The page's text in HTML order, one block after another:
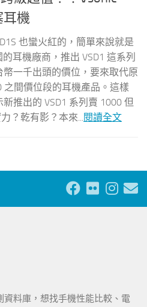
耳機
也蠻火紅的，簡單來說就是
耳機廠商，推出 VSD1 這系列
一千出頭的價位，要來取代原
之間價位段的耳機產品。這樣
推出的 VSD1 系列賣 1000 但
？乾有影？本來...閱讀全文
資料庫，想找手機性能比較、電